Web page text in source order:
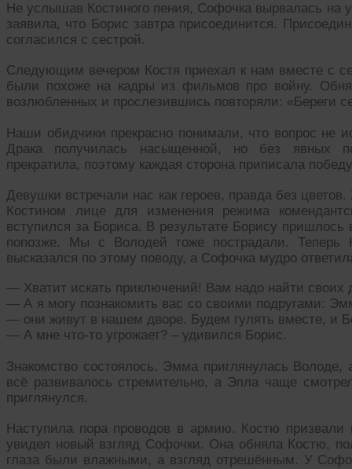
Не услышав Костиного пения, Софочка вырвалась на
заявила, что Борис завтра присоединится.
согласился с сестрой.
Следующим вечером Костя приехал к нам вместе с
были похоже на кадры из фильмов про войну.
возлюбленных и прослезившись повторяли: «Береги
Наши обидчики прекрасно понимали, что вопрос не
Драка получилась насыщенной, но без явных
прекратила, поэтому каждая сторона приписала
Девушки встречали нас как героев, правда без
Костином лице для изменения режима
вступился за Бориса. В результате Борису
попозже. Мы с Володей тоже пострадали.
высказался по этому поводу, а Софочка мудро
— Хватит искать приключений! Вам надо найти своих
— А я могу познакомить вас со своими подругами:
— они живут в нашем дворе. Будем гулять вместе, и
— А мне что-то угрожает? – удивился Борис.
Знакомство состоялось. Эмма приглянулась
всё развивалось стремительно, а Элла чаще
приглянулся.
Наступила пора проводов в армию. Костю
увидел новый взгляд Софочки. Она обняла Костю,
глаза были влажными, а взгляд отрешённым. У